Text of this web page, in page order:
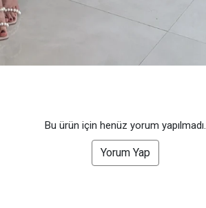
Bu ürün için henüz yorum yapılmadı.
Yorum Yap